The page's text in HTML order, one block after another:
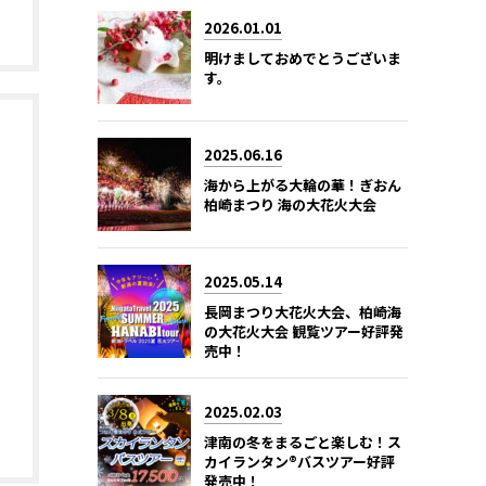
2026.01.01
明けましておめでとうございま
す。
2025.06.16
海から上がる大輪の華！ぎおん
柏崎まつり 海の大花火大会
2025.05.14
長岡まつり大花火大会、柏崎海
の大花火大会 観覧ツアー好評発
売中！
2025.02.03
津南の冬をまるごと楽しむ！ス
カイランタン®バスツアー好評
発売中！